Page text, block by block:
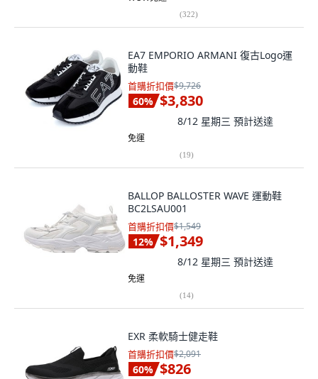
(322)
EA7 EMPORIO ARMANI 復古Logo運
動鞋
首購折扣價$9,726
60% $3,830
8/12 星期三 預計送達
免運
(19)
BALLOP BALLOSTER WAVE 運動鞋
BC2LSAU001
首購折扣價$1,549
12% $1,349
8/12 星期三 預計送達
免運
(14)
EXR 柔軟騎士健走鞋
首購折扣價$2,091
60% $826